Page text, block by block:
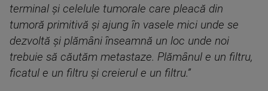
terminal și celelule tumorale care pleacă din
tumoră primitivă și ajung în vasele mici unde se
dezvoltă și plămâni înseamnă un loc unde noi
trebuie să căutăm metastaze. Plămânul e un filtru,
ficatul e un filtru și creierul e un filtru.”